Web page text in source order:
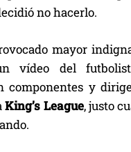
no hacerlo.
mayor
vídeo del
componentes y
King’s League, justo